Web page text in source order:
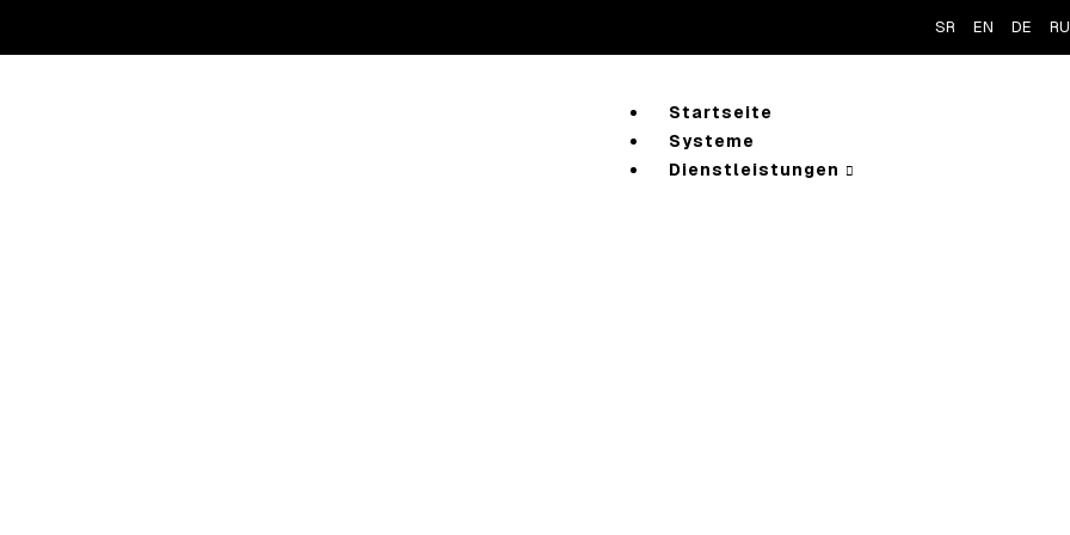
SR EN DE RU
Startseite
Systeme
Dienstleistungen